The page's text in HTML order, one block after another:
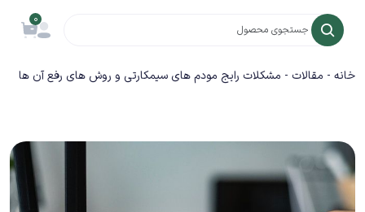
0
خانه - مقالات - مشکلات رایج مودم های سیمکارتی و روش های رفع آن ها